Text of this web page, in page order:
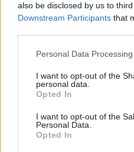
also be disclosed by us to
Downstream Participants that
Please note that this website/
not limited to your visit or
grant or deny consent to
use your data for below
consent section.
Personal Data
I want to opt-out of the
personal data.
Opted In
I want to opt-out of the
Personal Data.
Opted In
SMASH by Meló-Diák:
hangulata – Jön a második
Július végén folytatódik a